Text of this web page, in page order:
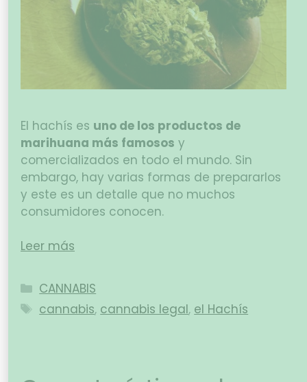
El hachís es uno de los productos de
marihuana más famosos y
comercializados en todo el mundo. Sin
embargo, hay varias formas de prepararlos
y este es un detalle que no muchos
consumidores conocen.
Leer más
CANNABIS
cannabis, cannabis legal, el Hachís